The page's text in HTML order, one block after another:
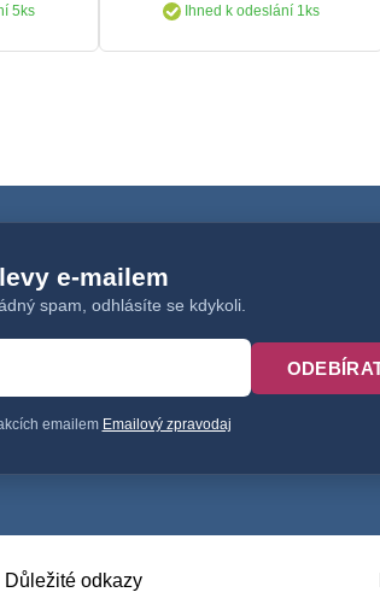
5ks Ihned k odeslání 1ks
e-mailem
spam, odhlásíte se kdykoli.
emailem Emailový zpravodaj
Důležité odkazy